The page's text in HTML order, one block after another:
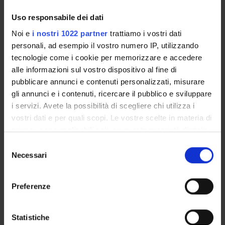
Uso responsabile dei dati
Noi e i nostri 1022 partner trattiamo i vostri dati
personali, ad esempio il vostro numero IP, utilizzando
tecnologie come i cookie per memorizzare e accedere
alle informazioni sul vostro dispositivo al fine di
pubblicare annunci e contenuti personalizzati, misurare
gli annunci e i contenuti, ricercare il pubblico e sviluppare
i servizi. Avete la possibilità di scegliere chi utilizza i
vostri dati e per quali scopi. Le vostre scelte in materia di
privacy sono applicabili solo su questa proprietà digitale
modificare o revocare il proprio consenso in qualsiasi
momento dalla Dichiarazione sui cookie o facendo clic
raccogliere informazioni sulla tua posizione
delNecessari
Preferenze
Statistiche
sonno. I risultati saranno quindi estesi a soggetti con
patologia degenerativa
ENTI FINANZIATORI:
Finanziamento:assegnato e gestito dal Dipartimento
Incaricato alla ricerca
Neurologia